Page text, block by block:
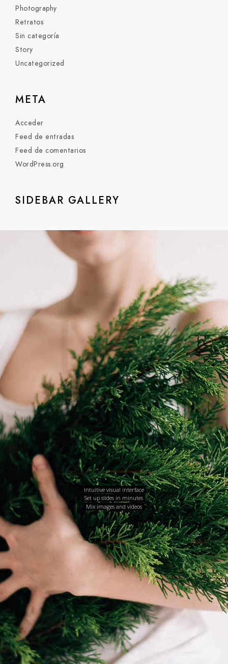
Photography
Retratos
Sin categoría
Story
Uncategorized
META
Acceder
Feed de entradas
Feed de comentarios
WordPress.org
SIDEBAR GALLERY
Intuitive visual interface
Set up slides in minutes
Mix images and videos